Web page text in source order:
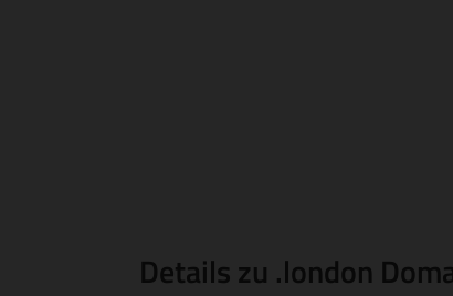
Details zu .london